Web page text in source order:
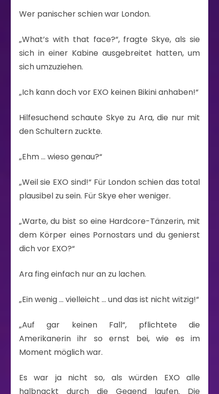
Wer panischer schien war London.
„What’s with that face?“, fragte Skye, als sie
sich in einer Kabine ausgebreitet hatten, um
sich umzuziehen.
„Ich kann doch vor EXO keinen Bikini anhaben!“
Hilfesuchend schaute Skye zu Ara, die nur mit
den Schultern zuckte.
„Ehm … wieso genau?“
„Weil sie EXO sind!“ Für London schien das total
plausibel zu sein. Für Skye eher weniger.
„Warte, du bist so eine Hardcore-Tänzerin, mit
dem Körper eines Pornostars und du genierst
dich vor EXO?“
Ara fing einfach nur an zu lachen.
„Ein wenig … vielleicht … und das ist nicht witzig!“
„Auf gar keinen Fall“, pflichtete die
Amerikanerin ihr so ernst bei, wie es im
Moment möglich war.
Es war ja nicht so, als würden EXO alle
halbnackt durch die Gegend laufen. Die